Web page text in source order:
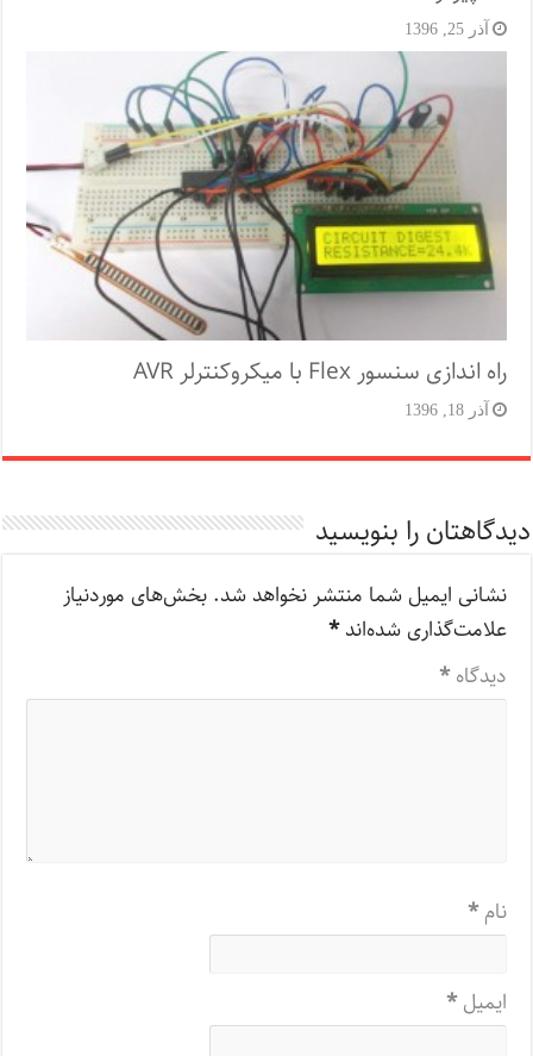
آذر 25, 1396
راه اندازی سنسور Flex با میکروکنترلر AVR
آذر 18, 1396
دیدگاهتان را بنویسید
نشانی ایمیل شما منتشر نخواهد شد. بخش‌های موردنیاز
علامت‌گذاری شده‌اند*
دیدگاه*
نام*
ایمیل*